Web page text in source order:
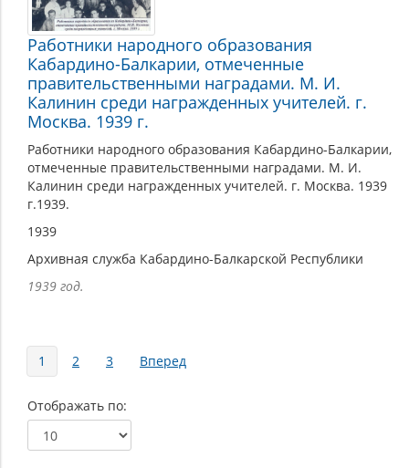
Работники народного образования
Кабардино-Балкарии, отмеченные
правительственными наградами. М. И.
Калинин среди награжденных учителей. г.
Москва. 1939 г.
Работники народного образования Кабардино-Балкарии,
отмеченные правительственными наградами. М. И.
Калинин среди награжденных учителей. г. Москва. 1939
г.1939.
1939
Архивная служба Кабардино-Балкарской Республики
1939 год.
Страницы
1 2 3 Вперед
Отображать по